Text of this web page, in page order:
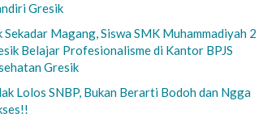
Gresik
Sekadar Magang, Siswa SMK Muhammadiyah 2
Belajar Profesionalisme di Kantor BPJS
Gresik
Lolos SNBP, Bukan Berarti Bodoh dan Ngga